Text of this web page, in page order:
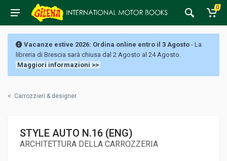
0
Vacanze estive 2026: Ordina online entro il 3 Agosto - La
libreria di Brescia sarà chiusa dal 2 Agosto al 24 Agosto.
Maggiori informazioni >>
< Carrozzieri & designer
STYLE AUTO N.16 (ENG)
ARCHITETTURA DELLA CARROZZERIA